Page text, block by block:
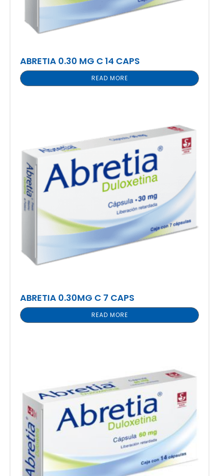
ABRETIA 0.30 MG C 14 CAPS
READ MORE
ABRETIA 0.30MG C 7 CAPS
READ MORE